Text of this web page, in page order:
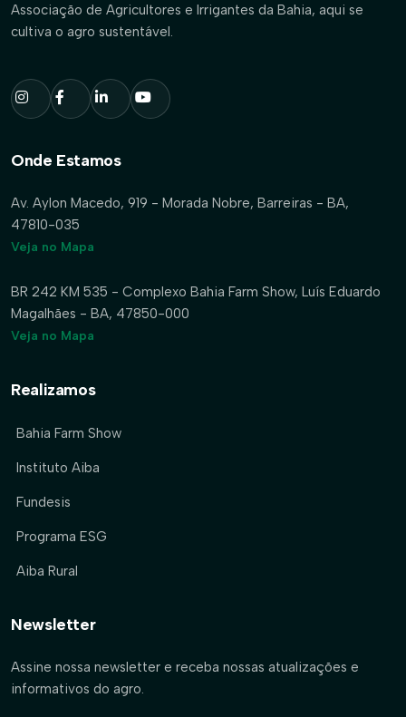
Associação de Agricultores e Irrigantes da Bahia, aqui se
cultiva o agro sustentável.
Onde Estamos
Av. Aylon Macedo, 919 - Morada Nobre, Barreiras - BA,
47810-035
Veja no Mapa
BR 242 KM 535 - Complexo Bahia Farm Show, Luís Eduardo
Magalhães - BA, 47850-000
Veja no Mapa
Realizamos
Bahia Farm Show
Instituto Aiba
Fundesis
Programa ESG
Aiba Rural
Newsletter
Assine nossa newsletter e receba nossas atualizações e
informativos do agro.